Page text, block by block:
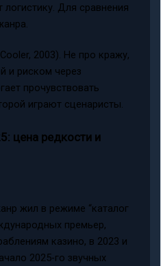
Для сравнения
2003). Не про кражу,
и риском через
прочувствовать
играют сценаристы.
цена редкости и
жил в режиме “каталог
премьер,
казино, в 2023 и
2025-го звучных